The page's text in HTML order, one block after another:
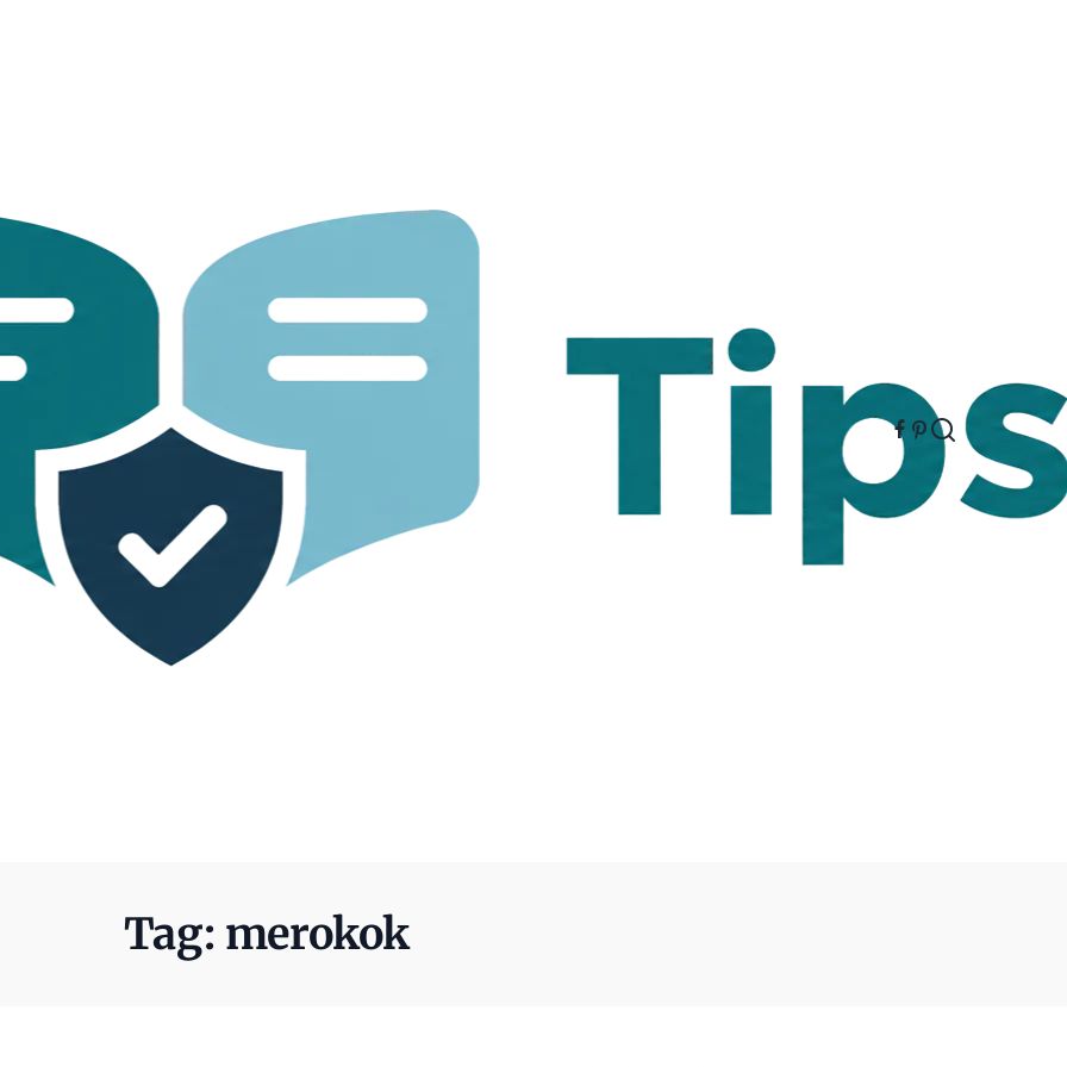
Tag: merokok